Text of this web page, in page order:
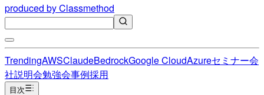
produced by Classmethod
TrendingAWSClaudeBedrockGoogle CloudAzureセミナー会
社説明会勉強会事例採用
目次